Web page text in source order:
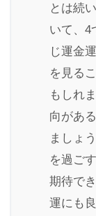
とは続
いて、4
じ運金
を見る
もしれ
向があ
ましょ
を過ご
期待で
運にも